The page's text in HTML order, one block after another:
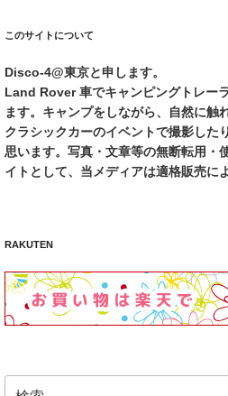
このサイトについて
Disco-4@東京と申します。
Land Rover 車でキャンピングトレー
ます。キャンプをしながら、自然に触
クラシックカーのイベントで撮影した
思います。写真・文章等の無断転用・
イトとして、当メディアは適格販売に
RAKUTEN